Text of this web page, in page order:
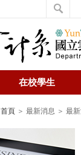
在校學生
首頁 ＞ 最新消息 ＞ 最